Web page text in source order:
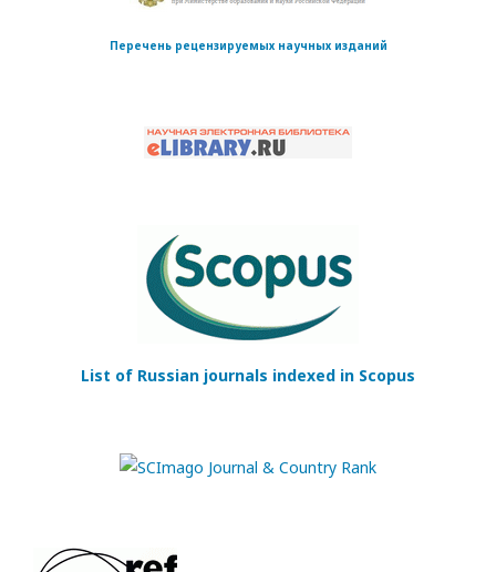
Перечень рецензируемых научных изданий
List of Russian journals indexed in Scopus